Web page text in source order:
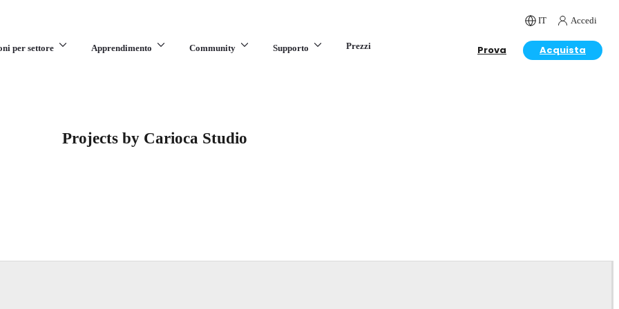
IT Accedi
per settore Apprendimento Community Supporto Prezzi Prova Acquista
Projects by Carioca Studio